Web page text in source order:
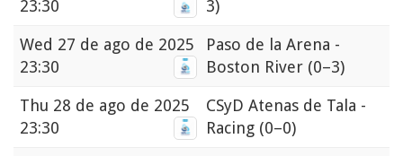
23:30 3)
Wed 27 de ago de 2025
23:30
Paso de la Arena -
Boston River (0–3)
Thu 28 de ago de 2025
23:30
CSyD Atenas de Tala -
Racing (0–0)